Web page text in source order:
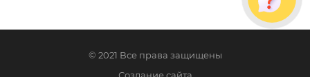
© 2021 Все права защищены